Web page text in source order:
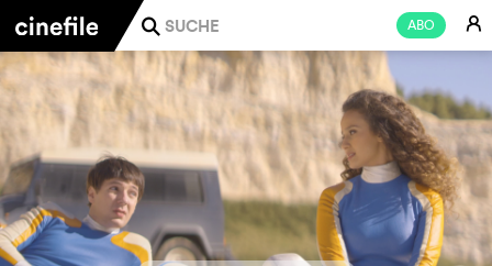
ABO E
j